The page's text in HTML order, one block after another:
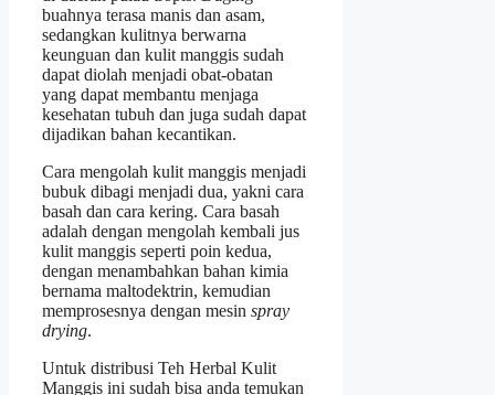
buahnya terasa manis dan asam,
sedangkan kulitnya berwarna
keunguan dan kulit manggis sudah
dapat diolah menjadi obat-obatan
yang dapat membantu menjaga
kesehatan tubuh dan juga sudah dapat
dijadikan bahan kecantikan.
Cara mengolah kulit manggis menjadi
bubuk dibagi menjadi dua, yakni cara
basah dan cara kering. Cara basah
adalah dengan mengolah kembali jus
kulit manggis seperti poin kedua,
dengan menambahkan bahan kimia
bernama maltodektrin, kemudian
memprosesnya dengan mesin spray
drying.
Untuk distribusi Teh Herbal Kulit
Manggis ini sudah bisa anda temukan